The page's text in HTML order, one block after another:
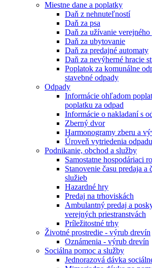
Miestne dane a poplatky
Daň z nehnuteľností
Daň za psa
Daň za užívanie verejného
Daň za ubytovanie
Daň za predajné automaty
Daň za nevýherné hracie
Poplatok za komunálne
stavebné odpady
Odpady
Informácie ohľadom
poplatku za odpad
Informácie o nakladaní s
Zberný dvor
Harmonogramy zberu a
Úroveň vytriedenia odpadu
Podnikanie, obchod a služby
Samostatne hospodáriaci
Stanovenie času predaja a
služieb
Hazardné hry
Predaj na trhoviskách
Ambulantný predaj a
verejných priestranstvách
Príležitostné trhy
Životné prostredie - výrub drevín
Oznámenia - výrub drevín
Sociálna pomoc a služby
Jednorazová dávka